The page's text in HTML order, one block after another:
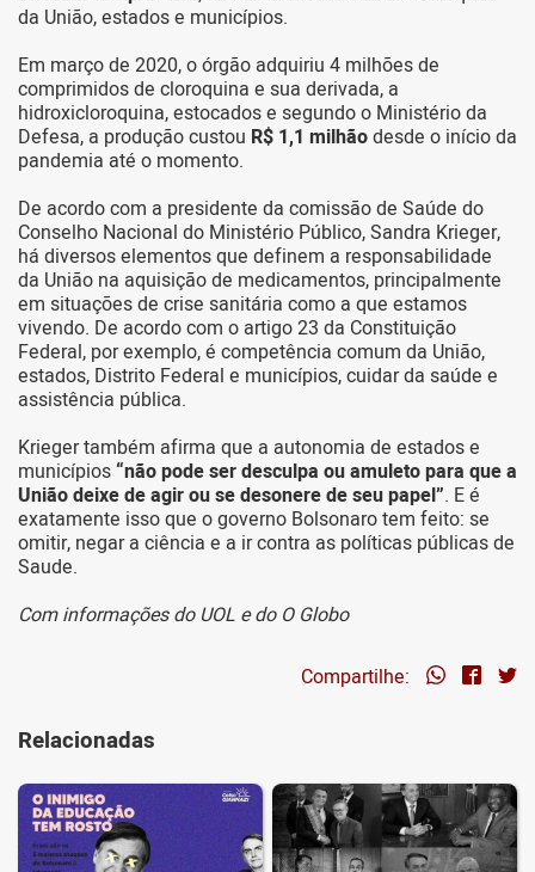
da União, estados e municípios.
Em março de 2020, o órgão adquiriu 4 milhões de
comprimidos de cloroquina e sua derivada, a
hidroxicloroquina, estocados e segundo o Ministério da
Defesa, a produção custou R$ 1,1 milhãodesde o início da
pandemia até o momento.
De acordo com a presidente da comissão de Saúde do
Conselho Nacional do Ministério Público, Sandra Krieger,
há diversos elementos que definem a responsabilidade
da União na aquisição de medicamentos, principalmente
em situações de crise sanitária como a que estamos
vivendo. De acordo com o artigo 23 da Constituição
Federal, por exemplo, é competência comum da União,
estados, Distrito Federal e municípios, cuidar da saúde e
assistência pública.
Krieger também afirma que a autonomia de estados e
municípios “não pode ser desculpa ou amuleto para que a
União deixe de agir ou se desonere de seu papel”. E é
exatamente isso que o governo Bolsonaro tem feito: se
omitir, negar a ciência e a ir contra as políticas públicas de
Saude.
Com informações do UOL e do O Globo
Compartilhe:
Relacionadas